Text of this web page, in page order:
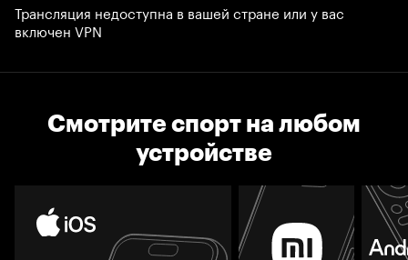
Трансляция недоступна в вашей стране или у вас
включен VPN
Смотрите спорт на любом
устройстве